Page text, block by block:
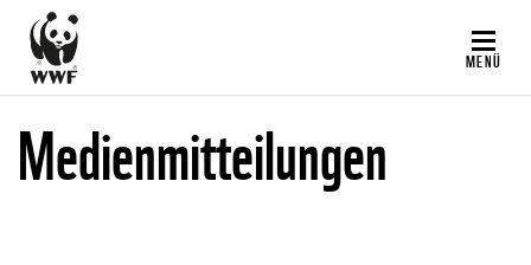
Direkt
zum
Inhalt
MENÜ
Medienmitteilungen